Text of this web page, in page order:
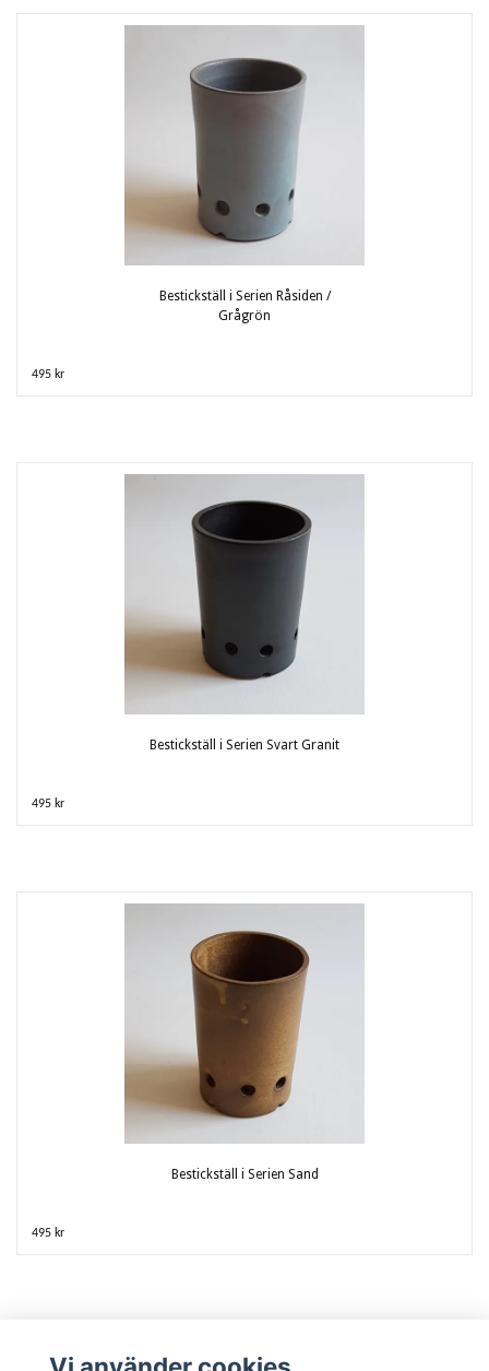
Bestickställ i Serien Råsiden /
Grågrön
495 kr
Bestickställ i Serien Svart Granit
495 kr
Bestickställ i Serien Sand
495 kr